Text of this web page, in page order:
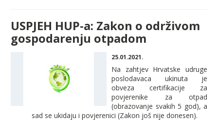
USPJEH HUP-a: Zakon o održivom
gospodarenju otpadom
25.01.2021.
Na zahtjev Hrvatske udruge
poslodavaca ukinuta je
obveza certifikacije za
povjerenike za otpad
(obrazovanje svakih 5 god), a
sad se ukidaju i povjerenici (Zakon još nije donesen).